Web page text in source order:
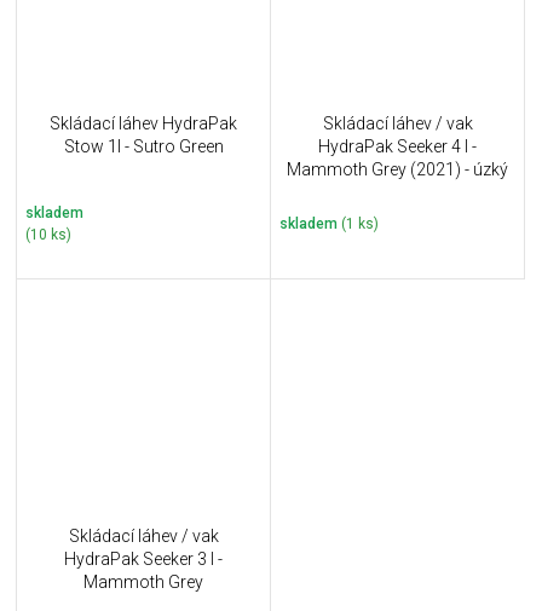
Skládací láhev HydraPak
Stow 1l - Sutro Green
skladem
(10 ks)
Skládací láhev / vak
HydraPak Seeker 4 l -
Mammoth Grey (2021) - úzký
skladem (1 ks)
Skládací láhev / vak
HydraPak Seeker 3 l -
Mammoth Grey